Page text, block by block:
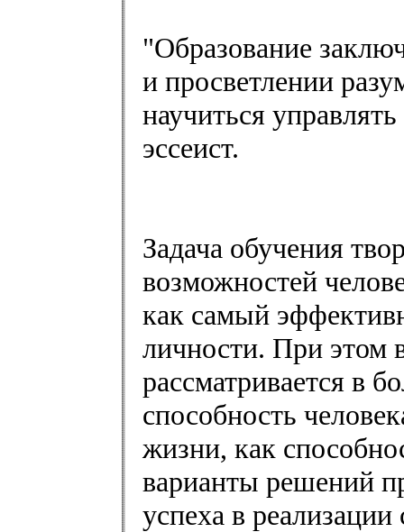
"Образование
и просветлении
научиться
эссеист.
Задача обучения
возможностей
как самый
личности. При этом
рассматривается в
способность
жизни, как
варианты решений
успеха в